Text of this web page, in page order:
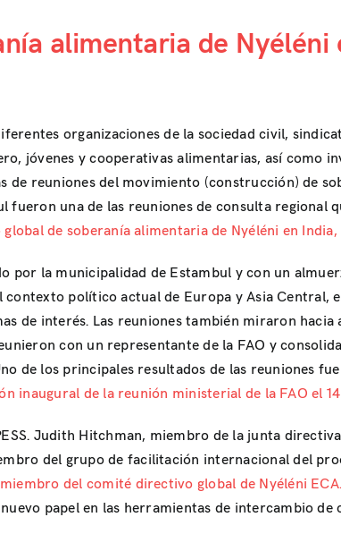
alimentaria de Nyéléni
organizaciones de la sociedad civil,
jóvenes y cooperativas alimentarias, así como
de reuniones del movimiento (construcción) de
fueron una de las reuniones de consulta regional
de soberanía alimentaria de Nyéléni en
por la municipalidad de Estambul y con un
político actual de Europa y Asia
de interés. Las reuniones también miraron
con un representante de la FAO y
de los principales resultados de las reuniones fue
inaugural de la reunión ministerial de la FAO el
Judith Hitchman, miembro de la junta
del grupo de facilitación internacional del
del comité directivo global de Nyéléni
papel en las herramientas de intercambio de